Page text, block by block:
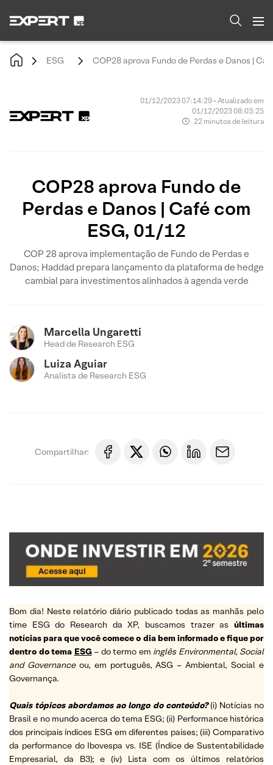
ESG COP28 aprova Fundo de Perdas e Danos |
01/12/2023 07:14:29 • Atualizado em
01/12/2023 08:03:25
22 minutos de leitura
COP28 aprova Fundo de
Perdas e Danos | Café com
ESG, 01/12
COP 28 aprova implementação de Fundo de Perdas e
Danos; Haddad prepara lançamento da plataforma de hedge
cambial para investimentos alinhados à agenda verde
Marcella Ungaretti
Head de Research ESG
Luiza Aguiar
Analista de Research ESG
Compartilhar:
Bom dia! Neste relatório diário publicado todas as manhãs pelo
time ESG do Research da XP, buscamos trazer as últimas
notícias para que você comece o dia bem informado e fique por
dentro do tema ESG – do termo em inglês Environmental, Social
and Governance ou, em português, ASG – Ambiental, Social e
Governança.
Quais tópicos abordamos ao longo do conteúdo? (i) Notícias no
Brasil e no mundo acerca do tema ESG; (ii) Performance histórica
dos principais índices ESG em diferentes países; (iii) Comparativo
da performance do Ibovespa vs. ISE (Índice de Sustentabilidade
Empresarial, da B3); e (iv) Lista com os últimos relatórios